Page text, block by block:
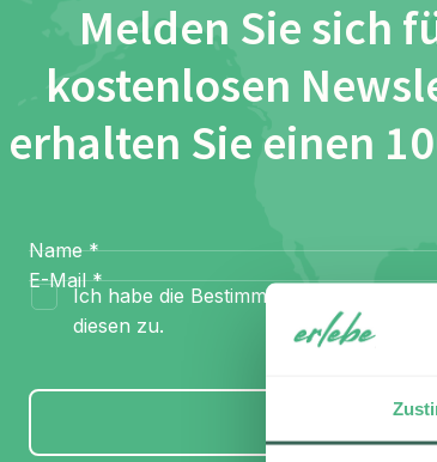
Melden Sie sich
kostenlosen
erhalten Sie einen
Name *
E-Mail *
Ich habe die Bestimmungen zum
diesen zu.
Anmelden